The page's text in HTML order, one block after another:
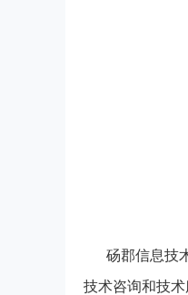
砀郡信息技
技术咨询和技